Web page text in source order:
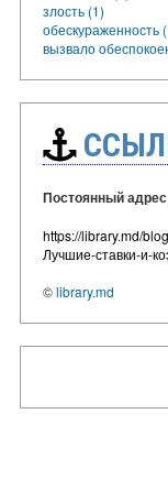
злость (1)
обескураженность
вызвало
Постоянный
https://library.md/
Лучшие-ставки-и-
©library.md